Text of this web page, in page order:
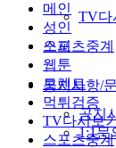
TV다
스포츠중계
공지사항/
공지
1:1문
메인
성인
오피
웹툰
토렌트
먹튀검증
TV다시보
스포츠중계